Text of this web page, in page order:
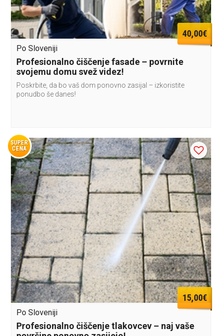
40,00€
Po Sloveniji
Profesionalno čiščenje fasade – povrnite
svojemu domu svež videz!
Poskrbite, da bo vaš dom ponovno zasijal – izkoristite
ponudbo še danes!
SUPER
CENA
15,00€
Po Sloveniji
Profesionalno čiščenje tlakovcev – naj vaše